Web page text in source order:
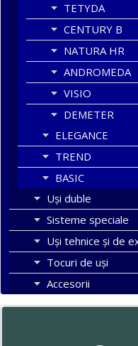
TETYDA
CENTURY B
NATURA HR
ANDROMEDA
VISIO
DEMETER
ELEGANCE
TREND
BASIC
Uşi duble
Sisteme speciale
Uși tehnice și de
Tocuri de uși
Accesorii